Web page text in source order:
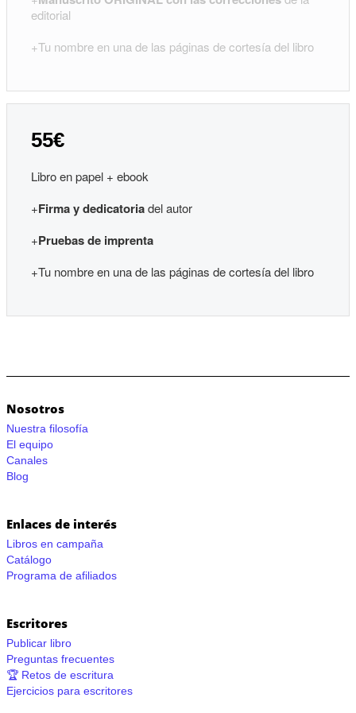
editorial
+Tu nombre en una de las páginas de cortesía del libro
55€
Libro en papel + ebook
+Firma y dedicatoriadel autor
+Pruebas de imprenta
+Tu nombre en una de las páginas de cortesía del libro
Nosotros
Nuestra filosofía
El equipo
Canales
Blog
Enlaces de interés
Libros en campaña
Catálogo
Programa de afiliados
Escritores
Publicar libro
Preguntas frecuentes
🏆 Retos de escritura
Ejercicios para escritores